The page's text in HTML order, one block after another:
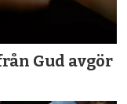
Gud avgör